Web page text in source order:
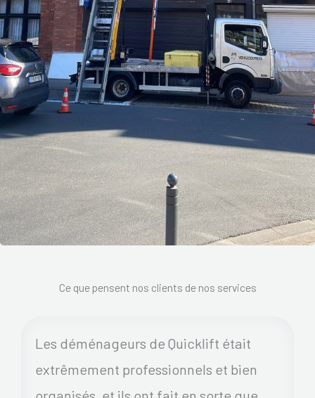
Ce que pensent nos clients de nos services
Les déménageurs de Quicklift était
extrêmement professionnels et bien